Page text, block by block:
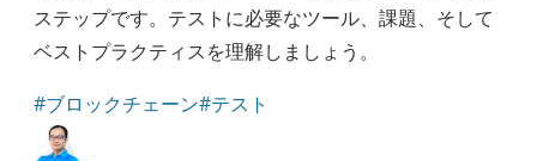
ステップです。テストに必要なツール、課題、そして
ベストプラクティスを理解しましょう。
#ブロックチェーン#テスト